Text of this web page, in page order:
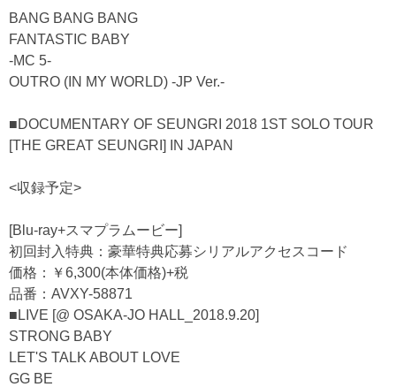
BANG BANG BANG
FANTASTIC BABY
-MC 5-
OUTRO (IN MY WORLD) -JP Ver.-
■DOCUMENTARY OF SEUNGRI 2018 1ST SOLO TOUR
[THE GREAT SEUNGRI] IN JAPAN
<収録予定>
[Blu-ray+スマプラムービー]
初回封入特典：豪華特典応募シリアルアクセスコード
価格：￥6,300(本体価格)+税
品番：AVXY-58871
■LIVE [@ OSAKA-JO HALL_2018.9.20]
STRONG BABY
LET'S TALK ABOUT LOVE
GG BE